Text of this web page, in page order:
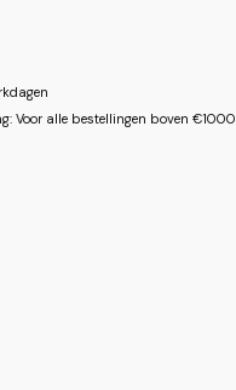
Voor alle bestellingen boven €1000